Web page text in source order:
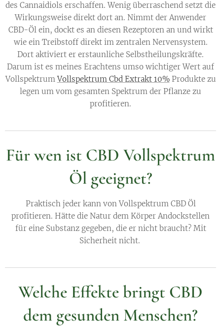
des Cannaidiols erschaffen. Wenig überraschend setzt die
Wirkungsweise direkt dort an. Nimmt der Anwender
CBD-Öl ein, dockt es an diesen Rezeptoren an und wirkt
wie ein Treibstoff direkt im zentralen Nervensystem.
Dort aktiviert er erstaunliche Selbstheilungskräfte.
Darum ist es meines Erachtens umso wichtiger Wert auf
VollspektrumVollspektrum Cbd Extrakt 10%Produkte zu
legen um vom gesamten Spektrum der Pflanze zu
profitieren.
Für wen ist CBD Vollspektrum
Öl geeignet?
Praktisch jeder kann von Vollspektrum CBD Öl
profitieren. Hätte die Natur dem Körper Andockstellen
für eine Substanz gegeben, die er nicht braucht? Mit
Sicherheit nicht.
Welche Effekte bringt CBD
dem gesunden Menschen?